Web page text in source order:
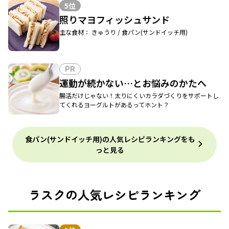
5位
照りマヨフィッシュサンド
主な食材： きゅうり / 食パン(サンドイッチ用)
PR
運動が続かない…とお悩みのかたへ
腸活だけじゃない！太りにくいカラダづくりをサポートし
てくれるヨーグルトがあるってホント？
食パン(サンドイッチ用)の人気レシピランキングをも
っと見る
ラスクの人気レシピランキング